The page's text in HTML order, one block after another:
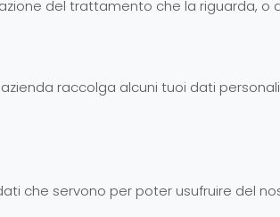
del trattamento che la riguarda,
raccolga alcuni tuoi dati
che servono per poter usufruire del